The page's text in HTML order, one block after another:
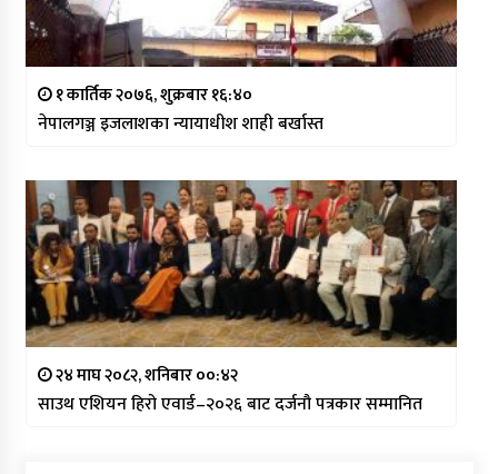
१ कार्तिक २०७६, शुक्रबार १६:४०
नेपालगञ्ज इजलाशका न्यायाधीश शाही बर्खास्त
२४ माघ २०८२, शनिबार ००:४२
साउथ एशियन हिरो एवार्ड–२०२६ बाट दर्जनौ पत्रकार सम्मानित